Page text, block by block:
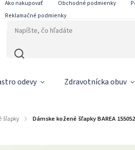
Ako nakupovať Obchodné podmienky
Reklamačné podmienky
odevy Zdravotnícka obuv
šľapky / Dámske kožené šľapky BAREA 155052